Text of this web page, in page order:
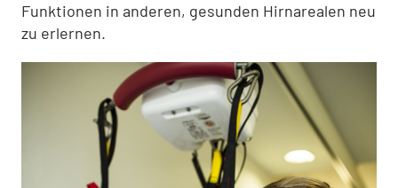
Funktionen in anderen, gesunden Hirnarealen neu
zu erlernen.